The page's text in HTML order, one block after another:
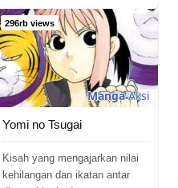
296rb views
MangaAksi
Yomi no Tsugai
Kisah yang mengajarkan nilai
kehilangan dan ikatan antar